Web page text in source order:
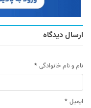
ارسال دیدگاه
نام و نام خانوادگی *
ایمیل *